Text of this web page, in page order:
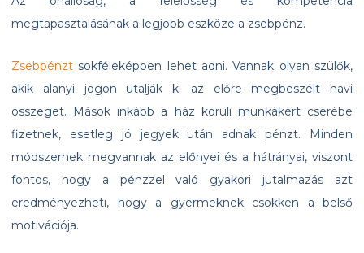
megtapasztalásának a legjobb eszköze a zsebpénz.
Zsebpénzt sokféleképpen lehet adni. Vannak olyan szülők,
akik alanyi jogon utalják ki az előre megbeszélt havi
összeget. Mások inkább a ház körüli munkákért cserébe
fizetnek, esetleg jó jegyek után adnak pénzt. Minden
módszernek megvannak az előnyei és a hátrányai, viszont
fontos, hogy a pénzzel való gyakori jutalmazás azt
eredményezheti, hogy a gyermeknek csökken a belső
motivációja.